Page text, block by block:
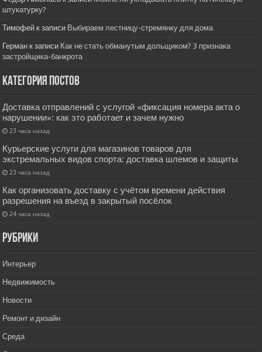
штукатурку?
Тимофей к записи Выбираем лестницу-стремянку для дома
Герман к записи Как не стать обманутым дольщиком? 3 признака
застройщика-банкрота
Категория постов
Доставка отправлений с услугой «фиксация номера акта о
нарушении»: как это работает и зачем нужно
23 часа назад
Курьерские услуги для магазинов товаров для
экстремальных видов спорта: доставка шлемов и защиты
23 часа назад
Как организовать доставку с учётом времени действия
разрешения на въезд в закрытый посёлок
24 часа назад
РУбрики
Интерьер
Недвижимость
Новости
Ремонт и дизайн
Среда